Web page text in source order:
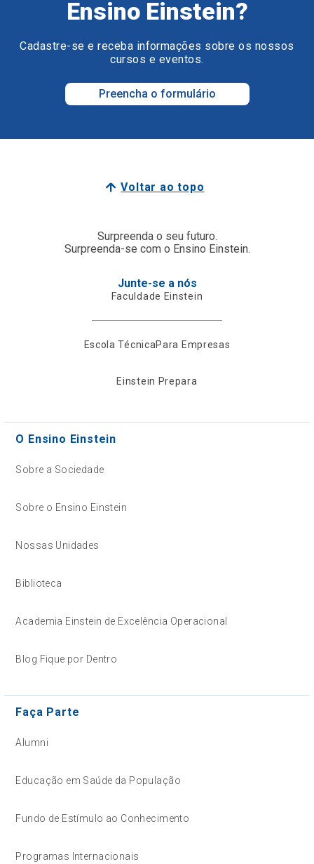
Ensino Einstein?
Cadastre-se e receba informações sobre os nossos
cursos e eventos.
Preencha o formulário
Voltar ao topo
Surpreenda o seu futuro.
Surpreenda-se com o Ensino Einstein.
Junte-se a nós
Faculdade Einstein
Escola TécnicaPara Empresas
Einstein Prepara
O Ensino Einstein
Sobre a Sociedade
Sobre o Ensino Einstein
Nossas Unidades
Biblioteca
Academia Einstein de Excelência Operacional
Blog Fique por Dentro
Faça Parte
Alumni
Educação em Saúde da População
Fundo de Estímulo ao Conhecimento
Programas Internacionais